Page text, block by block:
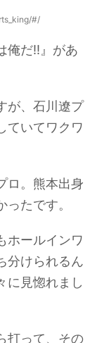
#/
俺だ!!』があ
が、石川遼プ
ていてワクワ
ロ。熊本出身
たです。
ホールインワ
分けられるん
に見惚れまし
打って、その